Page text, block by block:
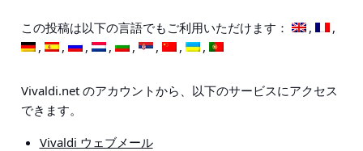
この投稿は以下の言語でもご利用いただけます：
Vivaldi.net のアカウントから、以下のサービスにアクセス
できます。
Vivaldi ウェブメール